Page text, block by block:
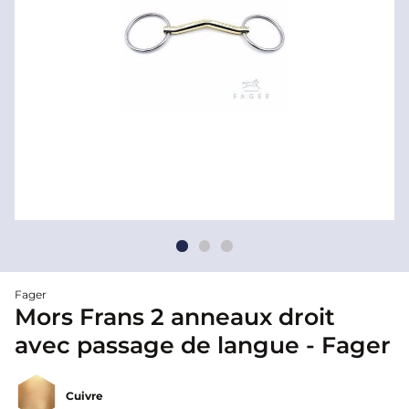
Fager
Mors Frans 2 anneaux droit
avec passage de langue - Fager
Cuivre